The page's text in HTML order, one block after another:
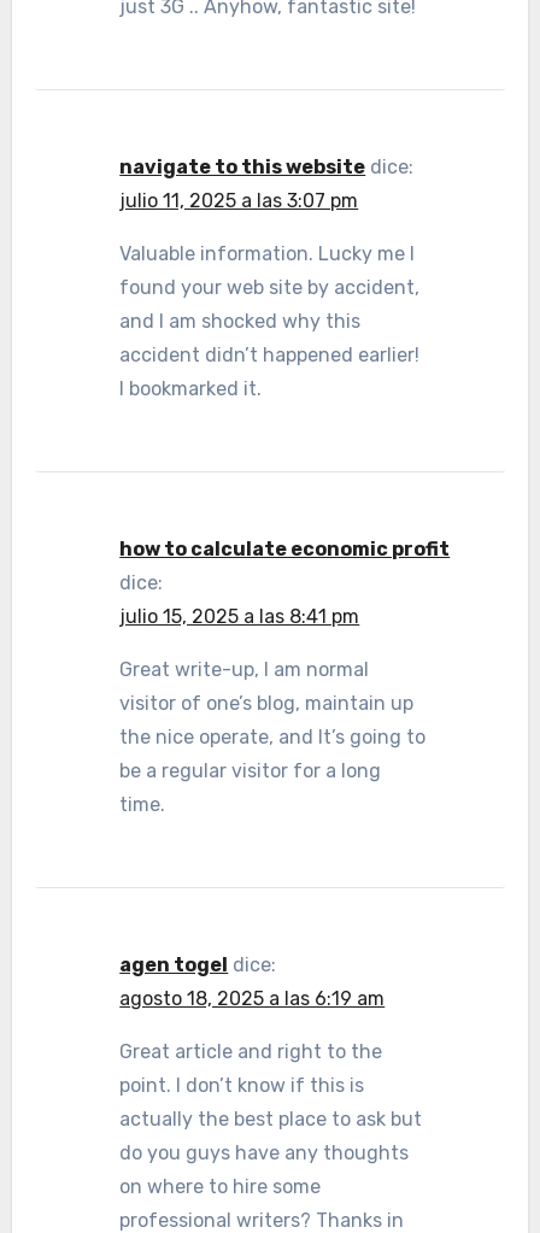
just 3G .. Anyhow, fantastic site!
navigate to this website dice:
julio 11, 2025 a las 3:07 pm
Valuable information. Lucky me I
found your web site by accident,
and I am shocked why this
accident didn’t happened earlier!
I bookmarked it.
how to calculate economic profit
dice:
julio 15, 2025 a las 8:41 pm
Great write-up, I am normal
visitor of one’s blog, maintain up
the nice operate, and It’s going to
be a regular visitor for a long
time.
agen togel dice:
agosto 18, 2025 a las 6:19 am
Great article and right to the
point. I don’t know if this is
actually the best place to ask but
do you guys have any thoughts
on where to hire some
professional writers? Thanks in